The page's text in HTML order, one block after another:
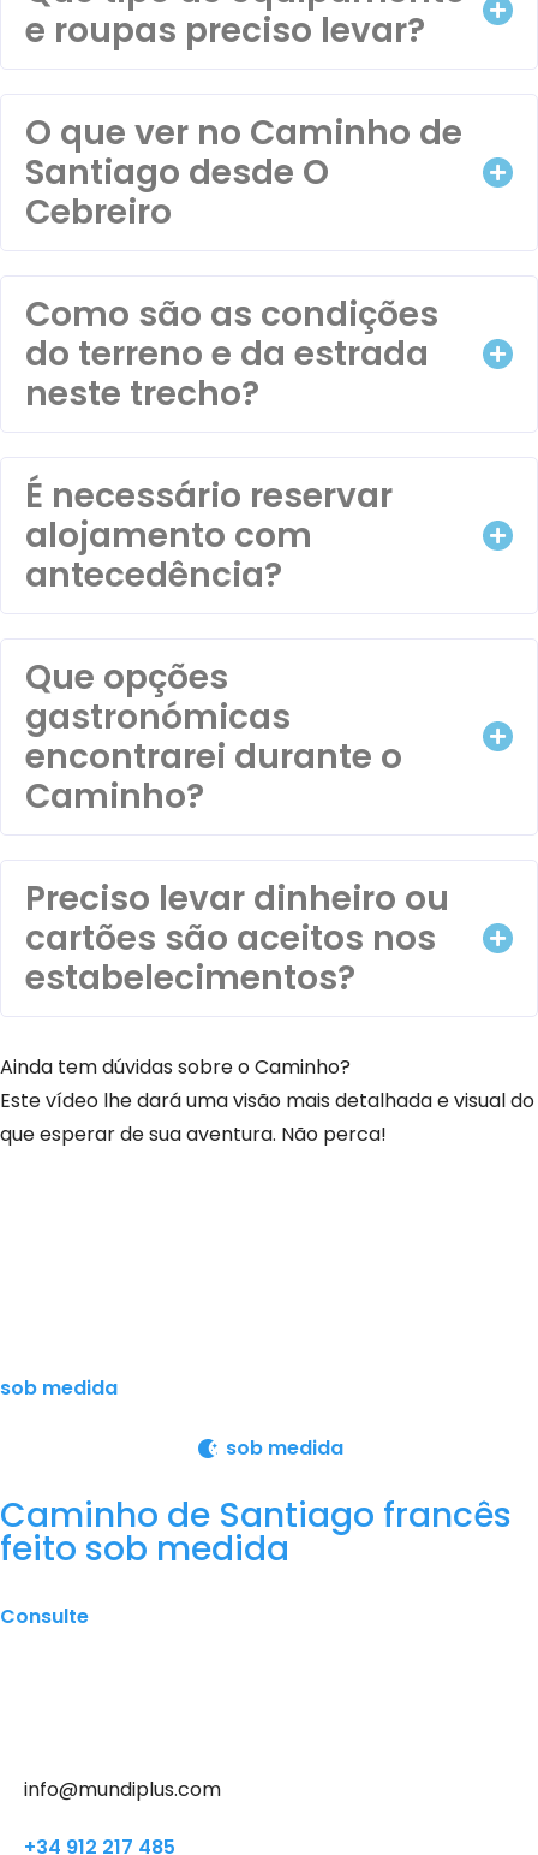
e roupas preciso levar?
O que ver no Caminho de
Santiago desde O
Cebreiro
Como são as condições
do terreno e da estrada
neste trecho?
É necessário reservar
alojamento com
antecedência?
Que opções
gastronómicas
encontrarei durante o
Caminho?
Preciso levar dinheiro ou
cartões são aceitos nos
estabelecimentos?
Ainda tem dúvidas sobre o Caminho?
Este vídeo lhe dará uma visão mais detalhada e visual do
que esperar de sua aventura. Não perca!
sob medida
sob medida
Caminho de Santiago francês
feito sob medida
Consulte
info@mundiplus.com
+34 912 217 485